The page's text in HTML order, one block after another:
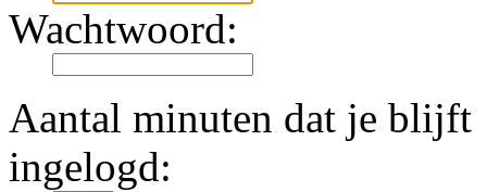
Wachtwoord:
Aantal minuten dat je blijft
ingelogd: